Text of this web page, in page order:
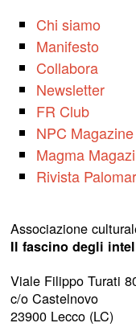
Chi siamo
Manifesto
Collabora
Newsletter
FR Club
NPC Magazine
Magma
Rivista Palomar
Associazione
Il fascino degli
Viale Filippo Turati
c/o Castelnovo
23900 Lecco (LC)